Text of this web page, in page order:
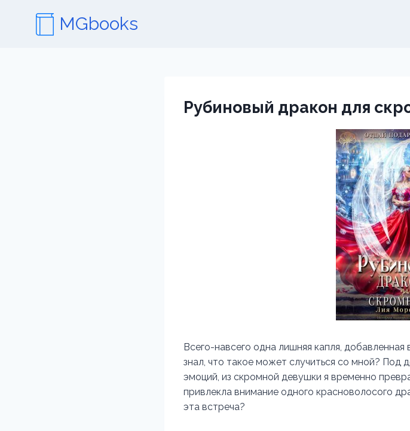
содержимому
MGbooks
Рубиновый дракон для
Всего-навсего одна лишняя капля,
знал, что такое может случиться со мной? Под
эмоций, из скромной девушки я временно
привлекла внимание одного красноволосого
эта встреча?